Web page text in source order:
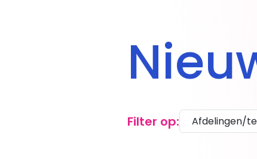
Toerclub Tilburg 93
Lidmaatschap
VeiligheidFilter op: